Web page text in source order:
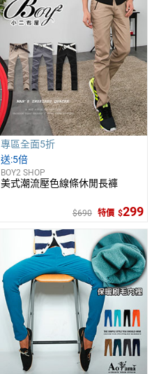
專區全面5折
5倍
BOY2 SHOP
美式潮流壓色線條休閒長褲
690 特價 299